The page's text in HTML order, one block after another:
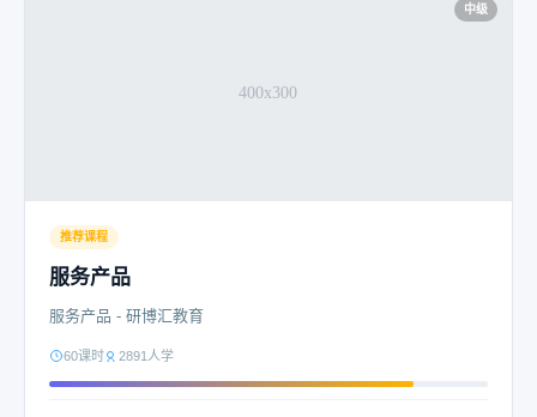
中级
推荐课程
服务产品
服务产品 - 研博汇教育
60课时 2891人学